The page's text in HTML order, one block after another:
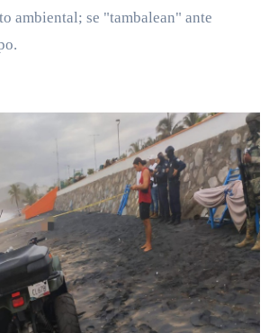
ambiental; se "tambalean" ante